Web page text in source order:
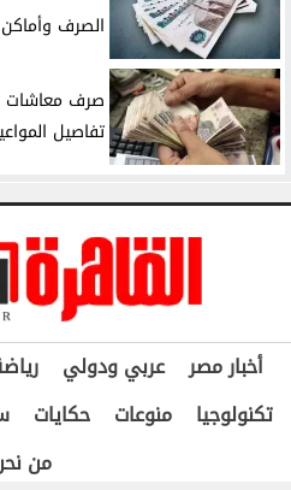
الصرف
تفاصيل
أخبار مصر عربي ودولي
تكنولوجيا
منوعات حكايات
من